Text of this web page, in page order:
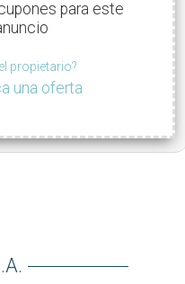
para este
propietario?
una oferta